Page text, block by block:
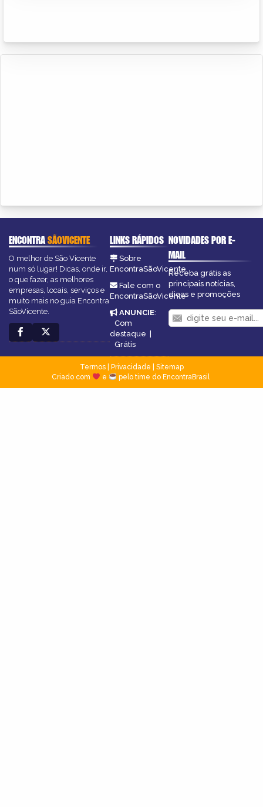
ENCONTRASÃOVICENTE
O melhor de São Vicente
num só lugar! Dicas, onde ir,
o que fazer, as melhores
empresas, locais, serviços e
muito mais no guia Encontra
SãoVicente.
LINKS RÁPIDOS
Sobre
EncontraSãoVicente
Fale com o
EncontraSãoVicente
ANUNCIE:
Com
destaque |
Grátis
NOVIDADES POR E-
MAIL
Receba grátis as
principais notícias,
dicas e promoções
Termos| Privacidade
Sitemap
Criado com
e pelo time do EncontraBrasil